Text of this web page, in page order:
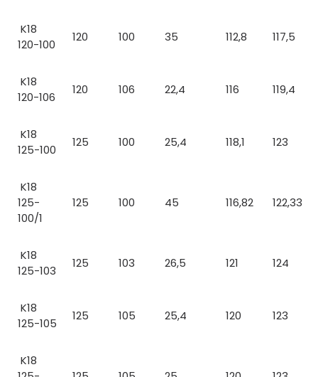
K18
120-100
120 100 35 112,8 117,5
K18
120-106
120 106 22,4 116 119,4
K18
125-100
125 100 25,4 118,1 123
K18
125-
100/1
125 100 45 116,82 122,33
K18
125-103
125 103 26,5 121 124
K18
125-105
125 105 25,4 120 123
K18